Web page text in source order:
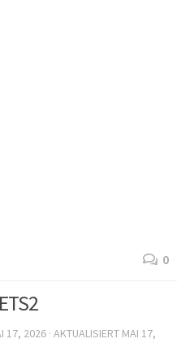
0
17, 2026 · AKTUALISIERT MAI 17,